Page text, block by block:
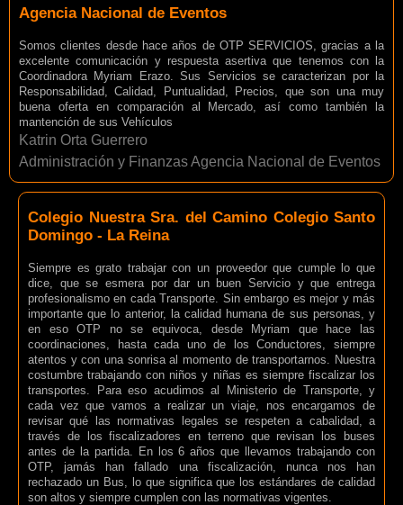
Agencia Nacional de Eventos
Somos clientes desde hace años de OTP SERVICIOS, gracias a la
excelente comunicación y respuesta asertiva que tenemos con la
Coordinadora Myriam Erazo. Sus Servicios se caracterizan por la
Responsabilidad, Calidad, Puntualidad, Precios, que son una muy
buena oferta en comparación al Mercado, así como también la
mantención de sus Vehículos
Katrin Orta Guerrero
Administración y Finanzas Agencia Nacional de Eventos
Colegio Nuestra Sra. del Camino Colegio Santo
Domingo - La Reina
Siempre es grato trabajar con un proveedor que cumple lo que
dice, que se esmera por dar un buen Servicio y que entrega
profesionalismo en cada Transporte. Sin embargo es mejor y más
importante que lo anterior, la calidad humana de sus personas, y
en eso OTP no se equivoca, desde Myriam que hace las
coordinaciones, hasta cada uno de los Conductores, siempre
atentos y con una sonrisa al momento de transportarnos. Nuestra
costumbre trabajando con niños y niñas es siempre fiscalizar los
transportes. Para eso acudimos al Ministerio de Transporte, y
cada vez que vamos a realizar un viaje, nos encargamos de
revisar qué las normativas legales se respeten a cabalidad, a
través de los fiscalizadores en terreno que revisan los buses
antes de la partida. En los 6 años que llevamos trabajando con
OTP, jamás han fallado una fiscalización, nunca nos han
rechazado un Bus, lo que significa que los estándares de calidad
son altos y siempre cumplen con las normativas vigentes.